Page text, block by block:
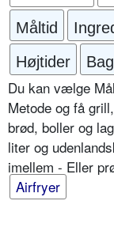
Måltid
Højtider
Du kan vælge
Metode og få
brød, boller og
liter og
imellem - Eller
Airfryer